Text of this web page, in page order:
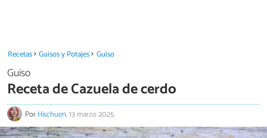
Recetas Guisos y Potajes Guiso
Guiso
Receta de Cazuela de cerdo
PorHischuen.13 marzo 2025